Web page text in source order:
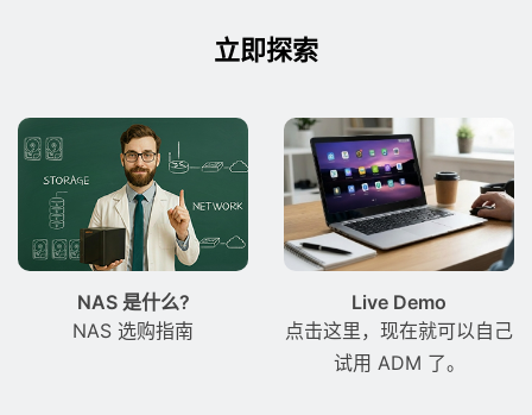
立即探索
NAS 是什么?
NAS 选购指南
Live Demo
点击这里，现在就可以自己
试用 ADM 了。